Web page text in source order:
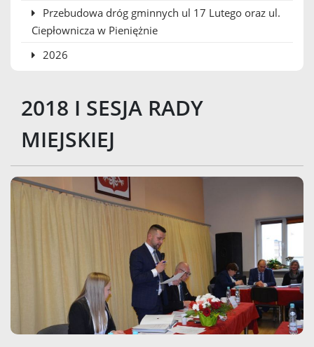
Przebudowa dróg gminnych ul 17 Lutego oraz ul.
Ciepłownicza w Pieniężnie
2026
2018 I SESJA RADY
MIEJSKIEJ